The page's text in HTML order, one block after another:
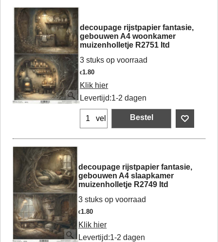
decoupage rijstpapier fantasie,
gebouwen A4 woonkamer
muizenholletje R2751 Itd
3 stuks op voorraad
€1.80
Klik hier
Levertijd:1-2 dagen
vel Bestel
decoupage rijstpapier fantasie,
gebouwen A4 slaapkamer
muizenholletje R2749 Itd
3 stuks op voorraad
€1.80
Klik hier
Levertijd:1-2 dagen